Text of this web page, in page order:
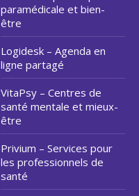
paramédicale et bien-
être
Logidesk – Agenda en
ligne partagé
VitaPsy – Centres de
santé mentale et mieux-
être
Privium – Services pour
les professionnels de
santé